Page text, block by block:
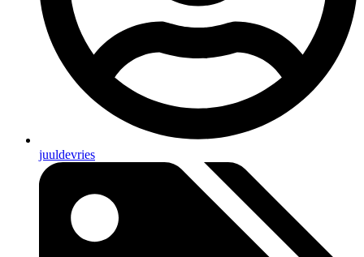
juuldevries